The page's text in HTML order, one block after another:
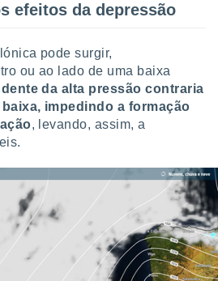
efeitos da depressão
pode surgir,
ou ao lado de uma baixa
da alta pressão contraria
impedindo a formação
, levando, assim, a